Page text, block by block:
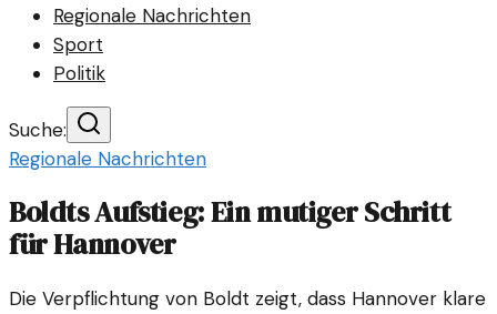
Regionale Nachrichten
Sport
Politik
Suche:
Regionale Nachrichten
Boldts Aufstieg: Ein mutiger Schritt
für Hannover
Die Verpflichtung von Boldt zeigt, dass Hannover klare